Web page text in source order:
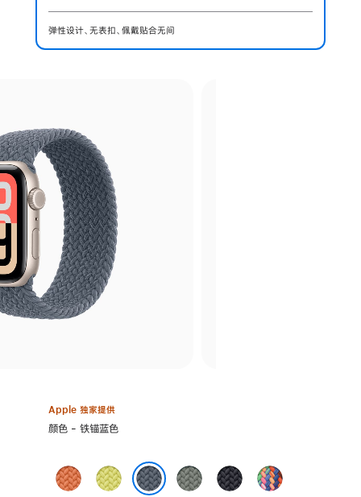
弹性设计、无表扣、佩戴贴合无间
Apple 独家提供
选
色:
颜色 - 铁锚蓝色
姜
黄
霓
虹
灰
绿
午
夜
彩
虹